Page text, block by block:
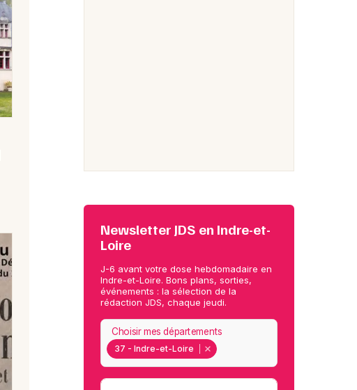
Newsletter JDS en Indre-et-
Loire
J-6 avant votre dose hebdomadaire en
Indre-et-Loire. Bons plans, sorties,
événements : la sélection de la
rédaction JDS, chaque jeudi.
37 - Indre-et-Loire
Choisir mes départements